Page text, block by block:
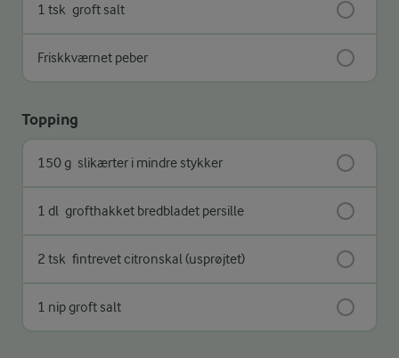
1 tsk groft salt
Friskkværnet peber
Topping
150 g slikærter i mindre stykker
1 dl grofthakket bredbladet persille
2 tsk fintrevet citronskal (usprøjtet)
1 nip groft salt